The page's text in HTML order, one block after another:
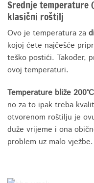
Srednje temperature
klasični roštilj
Ovo je temperatura za
kojoj ćete najčešće
teško postići. Također,
ovoj temperaturi.
Temperature bliže 200°C
no za to ipak treba
otvorenom roštilju je
duže vrijeme i ona
problem uz malo vježbe.